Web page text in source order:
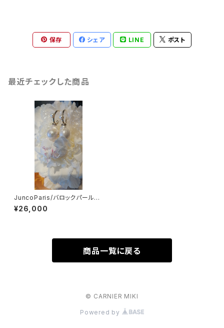
保存 シェア LINE ポスト
最近チェックした商品
JuncoParis/バロックパールピ
アス
¥26,000
商品一覧に戻る
© CARNIER MIKI
Powered by